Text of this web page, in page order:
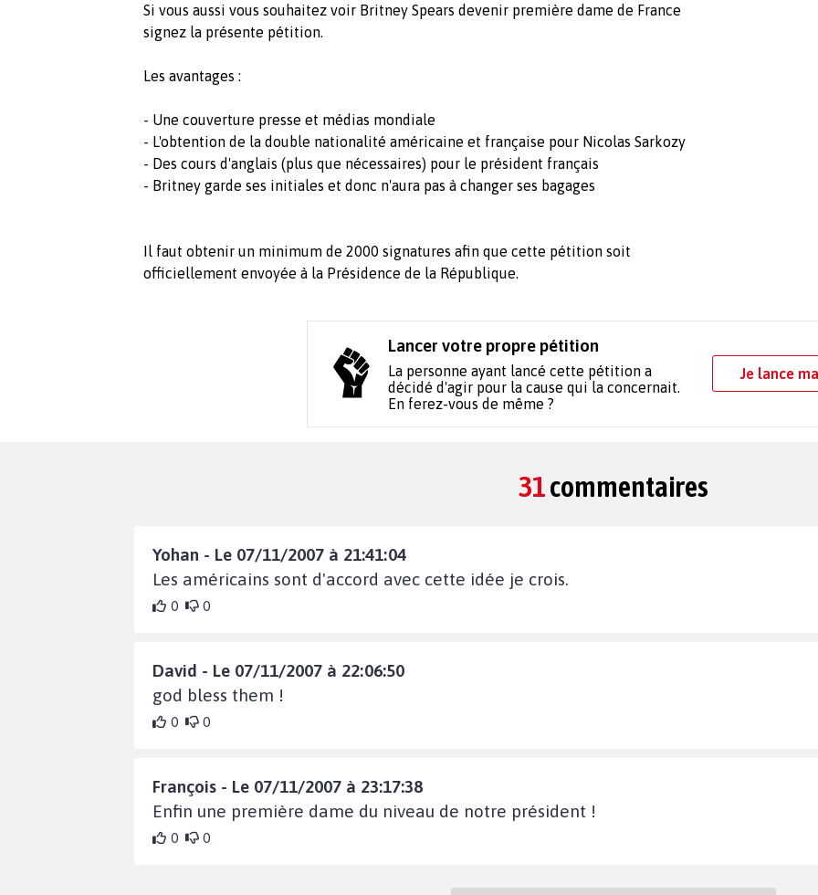
Si vous aussi vous souhaitez voir Britney Spears devenir première dame de France
signez la présente pétition.
Les avantages :
- Une couverture presse et médias mondiale
- L'obtention de la double nationalité américaine et française pour Nicolas Sarkozy
- Des cours d'anglais (plus que nécessaires) pour le président français
- Britney garde ses initiales et donc n'aura pas à changer ses bagages
Il faut obtenir un minimum de 2000 signatures afin que cette pétition soit
officiellement envoyée à la Présidence de la République.
Lancer votre propre pétition
La personne ayant lancé cette pétition a
décidé d'agir pour la cause qui la concernait.
En ferez-vous de même ?
Je lance
31commentaires
Yohan - Le 07/11/2007 à 21:41:04
Les américains sont d'accord avec cette idée je crois.
0 0
David - Le 07/11/2007 à 22:06:50
god bless them !
0 0
François - Le 07/11/2007 à 23:17:38
Enfin une première dame du niveau de notre président !
0 0